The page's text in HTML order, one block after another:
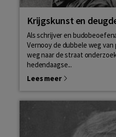
Krijgskunst en
Als schrijver en
Vernooy de dubbele weg van
weg naar de straat
hedendaagse...
Lees meer